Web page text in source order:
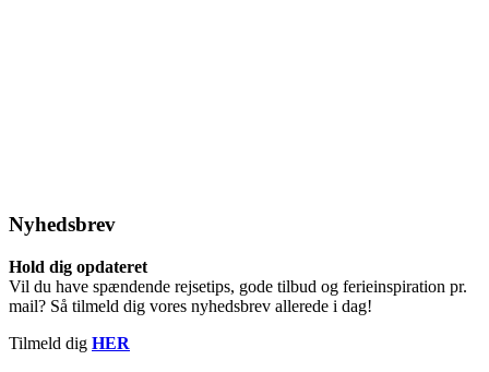
Nyhedsbrev
Hold dig opdateret
Vil du have spændende rejsetips, gode tilbud og ferieinspiration pr.
mail? Så tilmeld dig vores nyhedsbrev allerede i dag!
Tilmeld dig HER